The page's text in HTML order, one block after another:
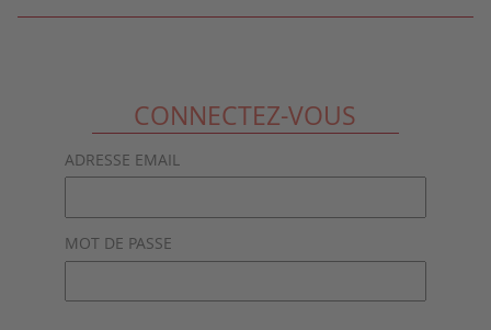
CONNECTEZ-VOUS
ADRESSE EMAIL
MOT DE PASSE